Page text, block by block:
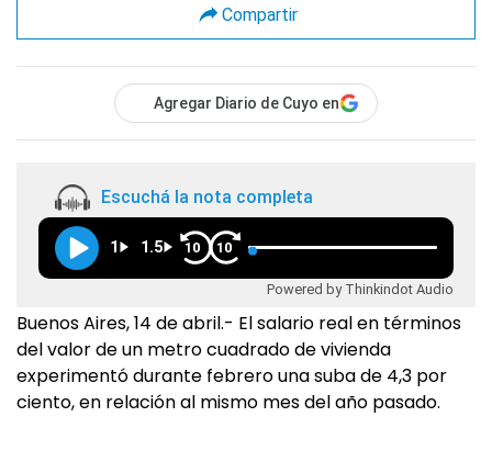
Compartir
Agregar Diario de Cuyo en
Escuchá la nota completa
1 1.5 10 10
Powered by Thinkindot Audio
Buenos Aires, 14 de abril.- El salario real en términos
del valor de un metro cuadrado de vivienda
experimentó durante febrero una suba de 4,3 por
ciento, en relación al mismo mes del año pasado.